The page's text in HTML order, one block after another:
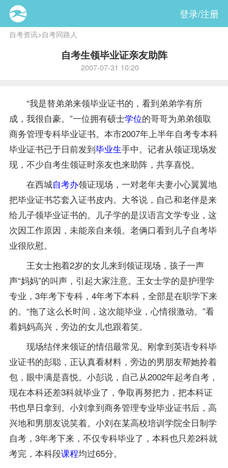
登录/注册
自考资讯>自考同路人
自考生领毕业证亲友助阵
2007-07-31 10:20
“我是替弟弟来领毕业证书的，看到弟弟学有所
成，我很自豪。”一位拥有硕士学位的哥哥为弟弟领取
商务管理专科毕业证书。本市2007年上半年自考专本科
毕业证书已于日前发到毕业生手中。记者从领证现场发
现，不少自考生领证时亲友也来助阵，共享喜悦。
在西城自考办领证现场，一对老年夫妻小心翼翼地
把毕业证书芯套入证书皮内。大爷说，自己和老伴是来
给儿子领毕业证书的。儿子学的是汉语言文学专业 ，这
次因工作原因，未能亲自来领。老俩口看到儿子自考毕
业很欣慰。
王女士抱着2岁的女儿来到领证现场，孩子一声
声“妈妈”的叫声，引起大家注意。王女士学的是护理学
专业 ，3年考下专科，4年考下本科，全部是在职学下来
的。“拖了这么长时间，这次能毕业，心情很激动。”看
着妈妈高兴，旁边的女儿也跟着笑。
现场结伴来领证的情侣最常见。刚拿到英语专科毕
业证书的彭聪，正认真看材料，旁边的男朋友帮她拎着
包，眼中满是喜悦。小彭说，自己从2002年起考自考，
现在本科还差3科就毕业了，争取再努把力，把本科证
书也早日拿到。小刘拿到商务管理专业毕业证书后，高
兴地和男朋友说笑着。小刘在某高校培训学院全日制学
自考，3年考下来，不仅专科毕业了，本科也只差2科就
考完，本科段课程均过65分。